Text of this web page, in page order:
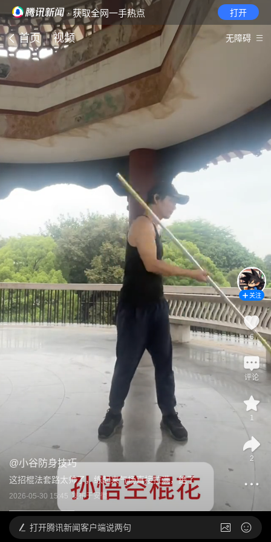
· 获取全网一手热点 打开
首页 视频 无障碍
@小谷防身技巧
这招棍法套路太帅了，练起来气场直接拉满，绝了
2026-05-30 15:45 发布于安徽
关注
6
评论
1
2
打开腾讯新闻客户端说两句